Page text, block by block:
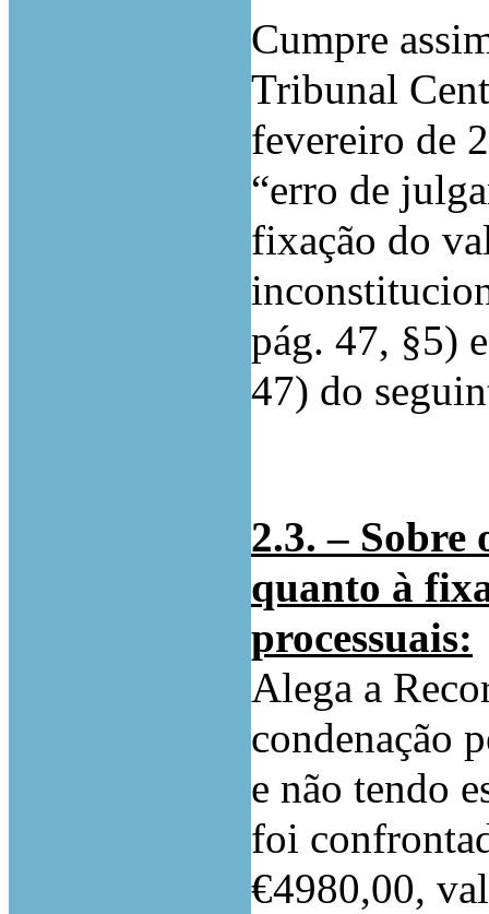
Cumpre
Tribunal
fevereiro de
“erro de
fixação do
pág. 47, §5)
47) do
2.3. –
quanto à
processuais:
Alega a
condenação
e não tendo
foi
€4980,00,